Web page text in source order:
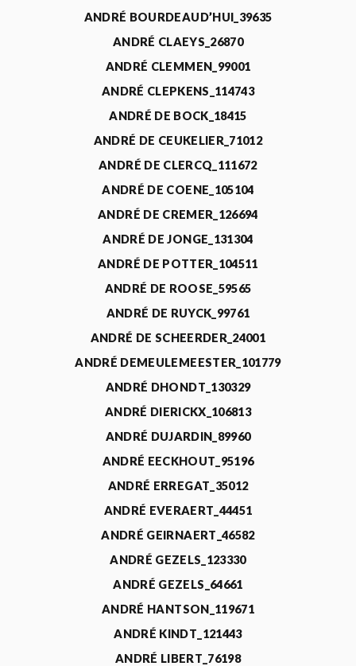
ANDRÉ BOURDEAUD’HUI_39635
ANDRÉ CLAEYS_26870
ANDRÉ CLEMMEN_99001
ANDRÉ CLEPKENS_114743
ANDRÉ DE BOCK_18415
ANDRÉ DE CEUKELIER_71012
ANDRÉ DE CLERCQ_111672
ANDRÉ DE COENE_105104
ANDRÉ DE CREMER_126694
ANDRÉ DE JONGE_131304
ANDRÉ DE POTTER_104511
ANDRÉ DE ROOSE_59565
ANDRÉ DE RUYCK_99761
ANDRÉ DE SCHEERDER_24001
ANDRÉ DEMEULEMEESTER_101779
ANDRÉ DHONDT_130329
ANDRÉ DIERICKX_106813
ANDRÉ DUJARDIN_89960
ANDRÉ EECKHOUT_95196
ANDRÉ ERREGAT_35012
ANDRÉ EVERAERT_44451
ANDRÉ GEIRNAERT_46582
ANDRÉ GEZELS_123330
ANDRÉ GEZELS_64661
ANDRÉ HANTSON_119671
ANDRÉ KINDT_121443
ANDRÉ LIBERT_76198